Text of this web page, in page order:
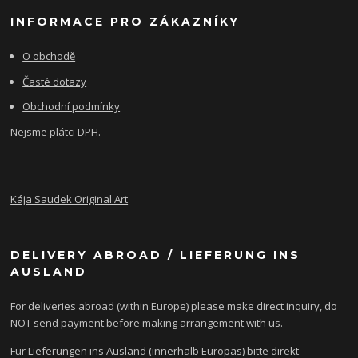
INFORMACE PRO ZÁKAZNÍKY
O obchodě
Časté dotazy
Obchodní podmínky
Nejsme plátci DPH.
Kája Saudek Original Art
DELIVERY ABROAD / LIEFERUNG INS
AUSLAND
For deliveries abroad (within Europe) please make direct inquiry, do
NOT send payment before making arrangement with us.
Für Lieferungen ins Ausland (innerhalb Europas) bitte direkt